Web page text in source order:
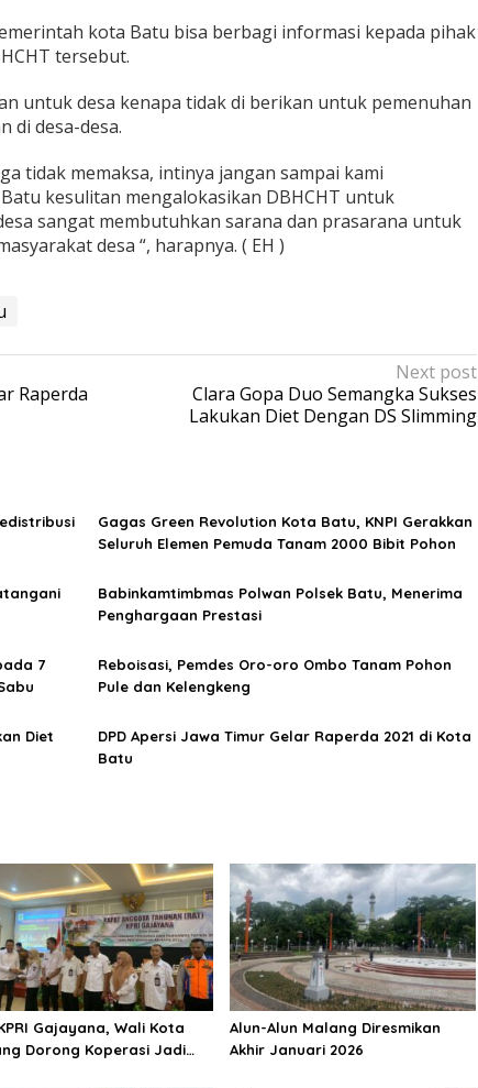
kota Batu bisa berbagi informasi kepada pihak
tersebut.
untuk desa kenapa tidak di berikan untuk pemenuhan
di desa-desa.
tidak memaksa, intinya jangan sampai kami
kesulitan mengalokasikan DBHCHT untuk
sangat membutuhkan sarana dan prasarana untuk
desa “, harapnya. ( EH )
Raperda
Next post
Clara Gopa Duo Semangka Sukses
Lakukan Diet Dengan DS Slimming
Gagas Green Revolution Kota Batu, KNPI Gerakkan
Seluruh Elemen Pemuda Tanam 2000 Bibit Pohon
Babinkamtimbmas Polwan Polsek Batu, Menerima
Penghargaan Prestasi
7
Reboisasi, Pemdes Oro-oro Ombo Tanam Pohon
Pule dan Kelengkeng
Diet
DPD Apersi Jawa Timur Gelar Raperda 2021 di Kota
Batu
Gajayana, Wali Kota
Dorong Koperasi Jadi
Alun-Alun Malang Diresmikan
Akhir Januari 2026